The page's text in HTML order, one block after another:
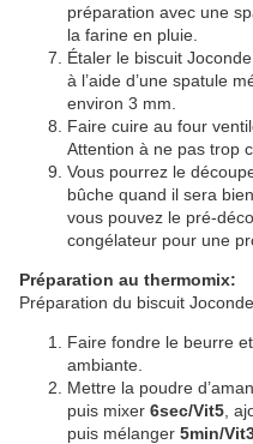
préparation avec une
la farine en pluie.
Étaler le biscuit
à l’aide d’une spatule
environ 3 mm.
Faire cuire au four
Attention à ne pas trop
Vous pourrez le
bûche quand il sera
vous pouvez le pré-
congélateur pour une
Préparation au thermomix:
Préparation du biscuit Joconde
Faire fondre le beurre
ambiante.
Mettre la poudre
puis mixer 6sec/Vit5 ,
puis mélanger 5min/